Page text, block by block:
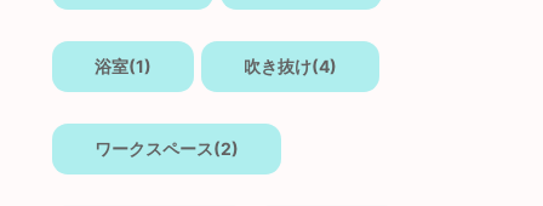
浴室(1) 吹き抜け(4)
ワークスペース(2)